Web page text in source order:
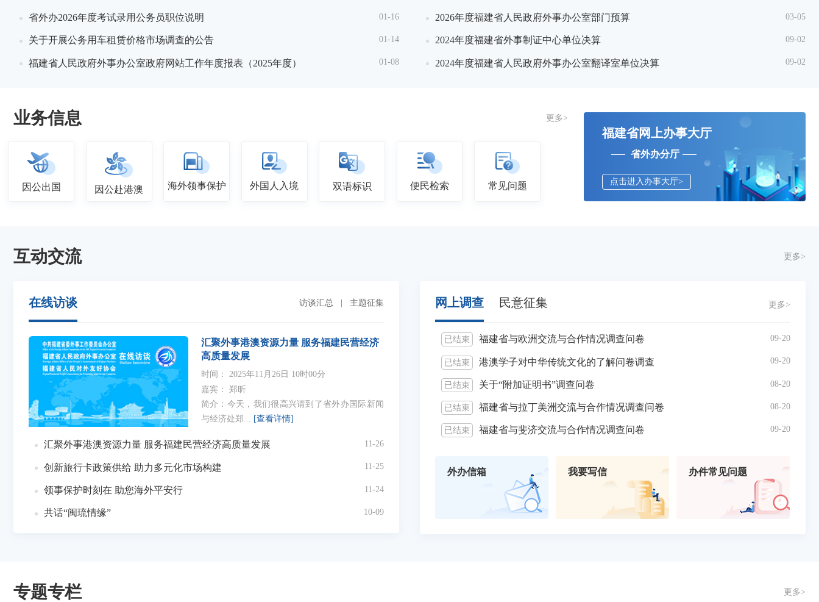
省外办2026年度考试录用公务员职位说明 01-16
关于开展公务用车租赁价格市场调查的公告 01-14
福建省人民政府外事办公室政府网站工作年度报表（2025年度） 01-08
福建省2026年度公开遴选公务员（含参公人员）拟调人员名单公示
关于2026年福建省外事服务中心公开招聘考核体检有关事项的公告
关于2026年福建省外事制证中心公开招聘考核体检有关事项的公告
省
关
福
2026年度福建省人民政府外事办公室部门预算 03-05
2024年度福建省外事制证中心单位决算 09-02
2024年度福建省人民政府外事办公室翻译室单位决算 09-02
业务信息 更多>
因公出国 因公赴港澳 海外领事保护 外国人入境 双语标识 便民检索 常见问题
福建省网上办事大厅
省外办分厅
点击进入办事大厅>
互动交流 更多>
在线访谈 访谈汇总 主题征集
汇聚外事港澳资源力量 服务福建民营经济
高质量发展
时间：
2025年11月26日 10时00分
嘉宾：
郑昕
简介：今天，我们很高兴请到了省外办国际新闻
与经济处郑...
[查看详情]
汇聚外事港澳资源力量 服务福建民营经济高质量发展 11-26
创新旅行卡政策供给 助力多元化市场构建 11-25
领事保护时刻在 助您海外平安行 11-24
共话“闽琉情缘” 10-09
网上调查 民意征集 更多>
已结束 福建省与欧洲交流与合作情况调查问卷 09-20
已结束 港澳学子对中华传统文化的了解问卷调查 09-20
已结束 关于“附加证明书”调查问卷 08-20
已结束 福建省与拉丁美洲交流与合作情况调查问卷 08-20
已结束 福建省与斐济交流与合作情况调查问卷 09-20
外办信箱 我要写信 办件常见问题
专题专栏 更多>